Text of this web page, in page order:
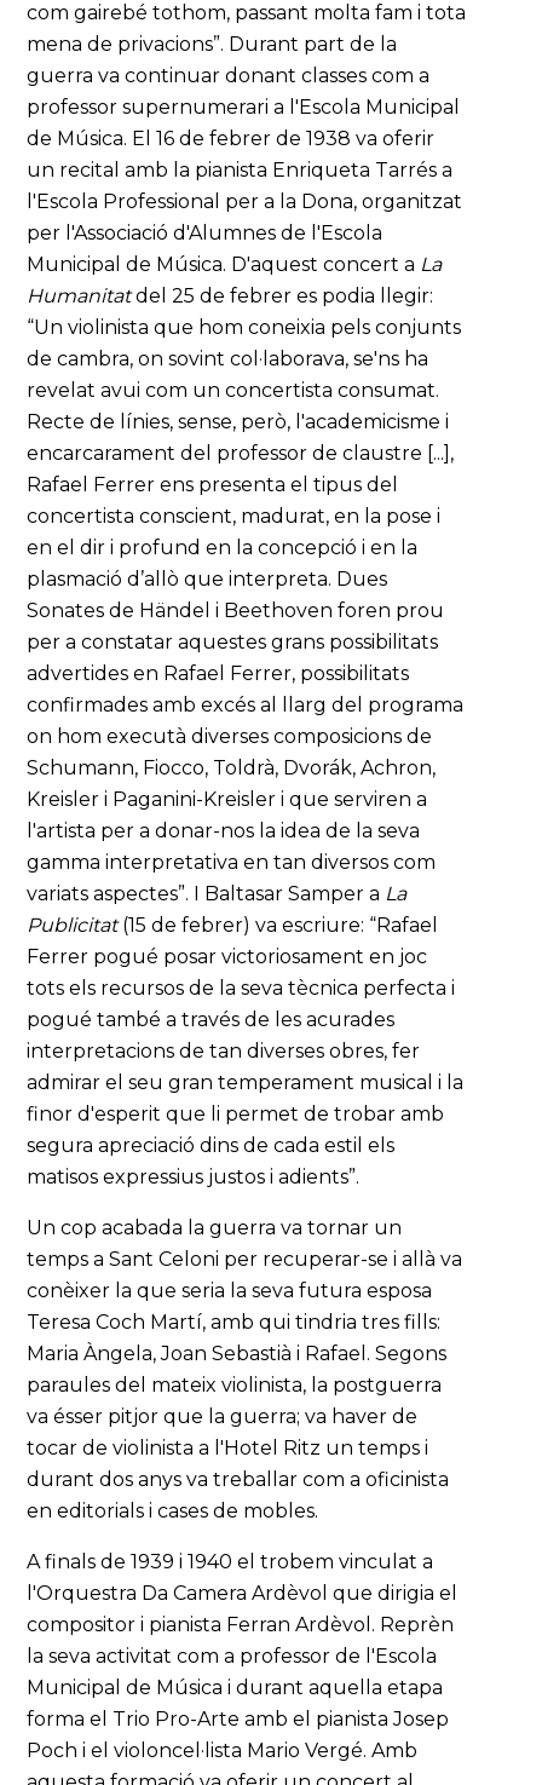
com gairebé tothom, passant molta fam i tota
mena de privacions”. Durant part de la
guerra va continuar donant classes com a
professor supernumerari a l'Escola Municipal
de Música. El 16 de febrer de 1938 va oferir
un recital amb la pianista Enriqueta Tarrés a
l'Escola Professional per a la Dona, organitzat
per l'Associació d'Alumnes de l'Escola
Municipal de Música. D'aquest concert a La
Humanitatdel 25 de febrer es podia llegir:
“Un violinista que hom coneixia pels conjunts
de cambra, on sovint col·laborava, se'ns ha
revelat avui com un concertista consumat.
Recte de línies, sense, però, l'academicisme i
encarcarament del professor de claustre [...],
Rafael Ferrer ens presenta el tipus del
concertista conscient, madurat, en la pose i
en el dir i profund en la concepció i en la
plasmació d’allò que interpreta. Dues
Sonates de Händel i Beethoven foren prou
per a constatar aquestes grans possibilitats
advertides en Rafael Ferrer, possibilitats
confirmades amb excés al llarg del programa
on hom executà diverses composicions de
Schumann, Fiocco, Toldrà, Dvorák, Achron,
Kreisler i Paganini-Kreisler i que serviren a
l'artista per a donar-nos la idea de la seva
gamma interpretativa en tan diversos com
variats aspectes”. I Baltasar Samper a La
Publicitat(15 de febrer) va escriure: “Rafael
Ferrer pogué posar victoriosament en joc
tots els recursos de la seva tècnica perfecta i
pogué també a través de les acurades
interpretacions de tan diverses obres, fer
admirar el seu gran temperament musical i la
finor d'esperit que li permet de trobar amb
segura apreciació dins de cada estil els
matisos expressius justos i adients”.
Un cop acabada la guerra va tornar un
temps a Sant Celoni per recuperar-se i allà va
conèixer la que seria la seva futura esposa
Teresa Coch Martí, amb qui tindria tres fills:
Maria Àngela, Joan Sebastià i Rafael. Segons
paraules del mateix violinista, la postguerra
va ésser pitjor que la guerra; va haver de
tocar de violinista a l'Hotel Ritz un temps i
durant dos anys va treballar com a oficinista
en editorials i cases de mobles.
A finals de 1939 i 1940 el trobem vinculat a
l'Orquestra Da Camera Ardèvol que dirigia el
compositor i pianista Ferran Ardèvol. Reprèn
la seva activitat com a professor de l'Escola
Municipal de Música i durant aquella etapa
forma el Trio Pro-Arte amb el pianista Josep
Poch i el violoncel·lista Mario Vergé. Amb